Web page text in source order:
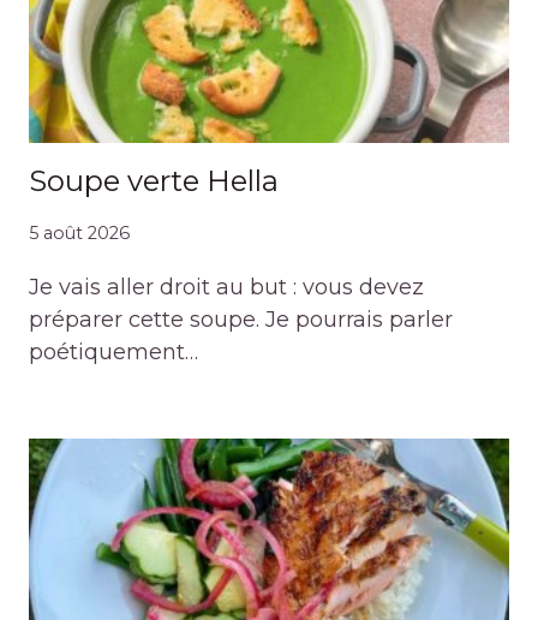
Soupe verte Hella
5 août 2026
Je vais aller droit au but : vous devez
préparer cette soupe. Je pourrais parler
poétiquement…